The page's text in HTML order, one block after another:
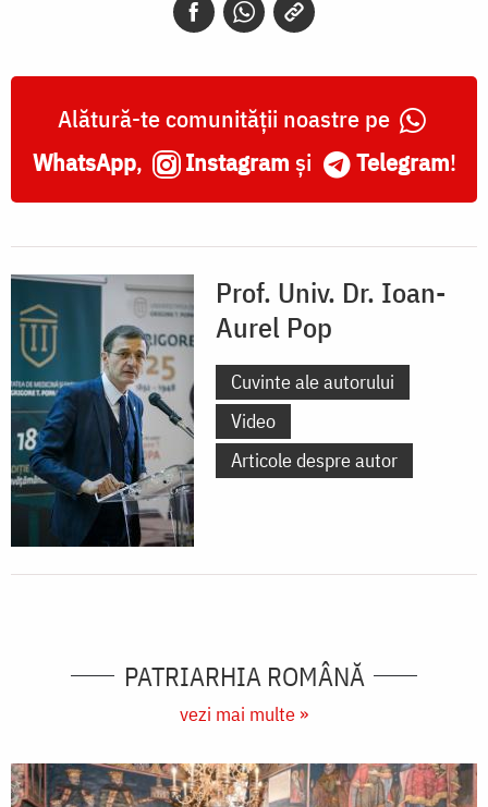
Alătură-te comunității noastre pe
WhatsApp, Instagram și Telegram!
Prof. Univ. Dr. Ioan-
Aurel Pop
Cuvinte ale autorului
Video
Articole despre autor
PATRIARHIA ROMÂNĂ
vezi mai multe »